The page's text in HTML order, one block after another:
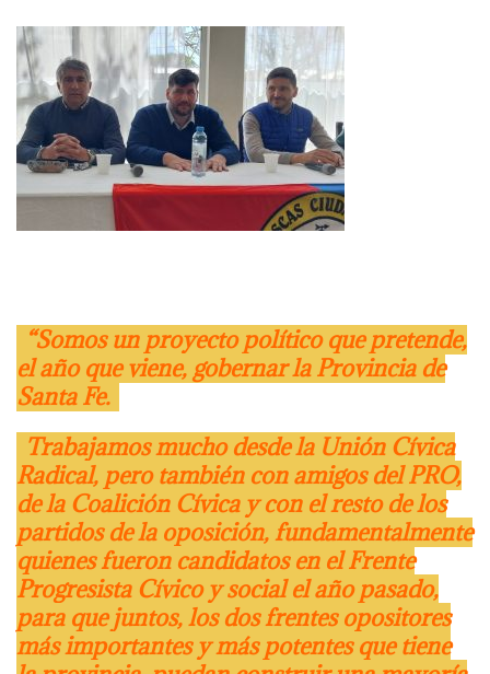
“Somos un proyecto político que pretende,
el año que viene, gobernar la Provincia de
Santa Fe.
Trabajamos mucho desde la Unión Cívica
Radical, pero también con amigos del PRO,
de la Coalición Cívica y con el resto de los
partidos de la oposición, fundamentalmente
quienes fueron candidatos en el Frente
Progresista Cívico y social el año pasado,
para que juntos, los dos frentes opositores
más importantes y más potentes que tiene